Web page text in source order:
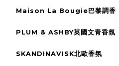
Maison La Bougie巴黎調香
PLUM & ASHBY英國文青香氛
SKANDINAVISK北歐香氛